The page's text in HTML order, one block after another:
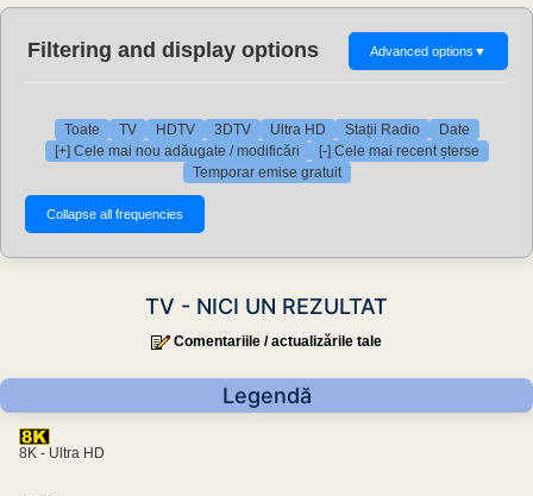
Filtering and display options Advanced options ▼
Toate TV HDTV 3DTV Ultra HD Stații Radio
Date
[+] Cele mai nou adăugate / modificări
[-] Cele mai recent șterse
Temporar emise gratuit
TV - NICI UN REZULTAT
Comentariile / actualizările tale
Legendă
8K - Ultra HD